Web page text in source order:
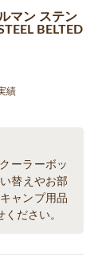
マン ステン
BELTED
績
ーラーボッ
替えやお部
ャンプ用品
ださい。